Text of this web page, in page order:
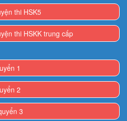
thi HSKK trung cấp
1
2
3
thi HSK5